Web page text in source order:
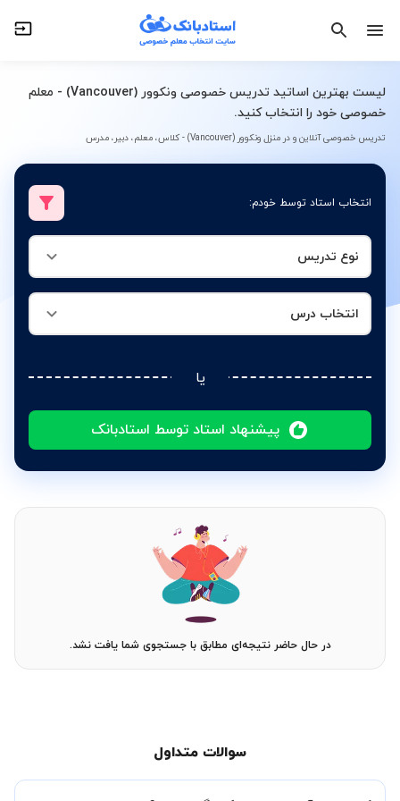
لیست بهترین اساتید تدریس خصوصی ونکوور (Vancouver) - معلم
خصوصی خود را انتخاب کنید.
تدریس خصوصی آنلاین و در منزل ونکوور (Vancouver) - کلاس، معلم، دبیر، مدرس
انتخاب استاد توسط خودم:
نوع تدریس
انتخاب درس
یا
پیشنهاد استاد توسط استادبانک
انتخاب درس
در حال حاضر نتیجه‌ای مطابق با جستجوی شما یافت نشد.
سوالات متداول